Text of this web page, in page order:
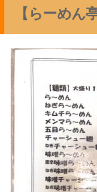
【らーめん